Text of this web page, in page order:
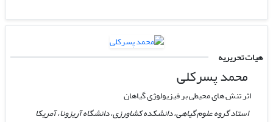
هیات تحریریه
محمد پسرکلی
اثر تنش های محیطی بر فیزیولوژی گیاهان
استاد گروه علوم گیاهی، دانشکده کشاورزی، دانشگاه آریزونا، آمریکا